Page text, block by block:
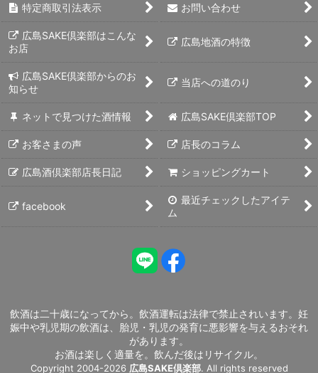
特定商取引法表示 お問い合わせ
広島SAKE倶楽部はこんな
お店
広島地酒の特徴
広島SAKE倶楽部からのお
知らせ
当店への道のり
ネットで見つけた酒情報 広島SAKE倶楽部TOP
お客さまの声 店長のコラム
広島酒倶楽部店長日記 ショッピングカート
facebook
最近チェックしたアイテ
ム
飲酒は二十歳になってから。飲酒運転は法律で禁止されいます。妊
娠中や乳児期の飲酒は、胎児・乳児の発育に悪影響を与えるおそれ
があります。
お酒は楽しく適量を。飲んだ後はリサイクル。
Copyright 2004-2026 広島SAKE倶楽部. All rights reserved